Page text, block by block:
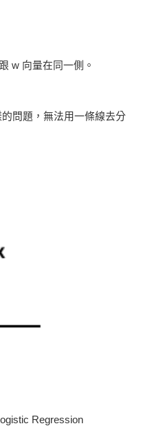
w 向量在同一側。
問題，無法用一條線去分
Regression